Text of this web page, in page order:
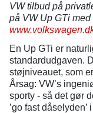
VW tilbud på
på VW Up GTi
En Up GTi er
standardudgaven.
støjniveauet, som
Årsag: VW’s
sporty - så det gør
’go fast